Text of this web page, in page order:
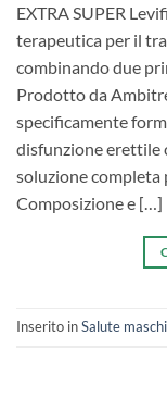
EXTRA SUPER
terapeutica per il
combinando due
Prodotto da
specificamente
disfunzione erettile​
soluzione completa
Composizione e […]
Inserito inSalute